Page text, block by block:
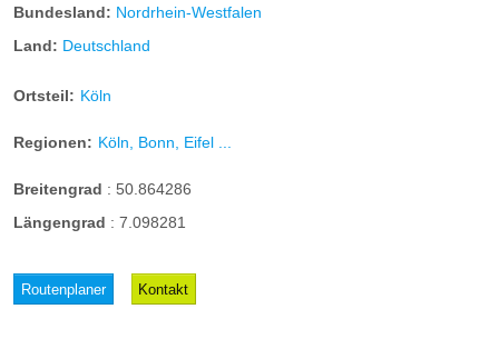
Bundesland: Nordrhein-Westfalen
Land: Deutschland
Ortsteil: Köln
Regionen: Köln, Bonn, Eifel ...
Breitengrad : 50.864286
Längengrad : 7.098281
Routenplaner Kontakt